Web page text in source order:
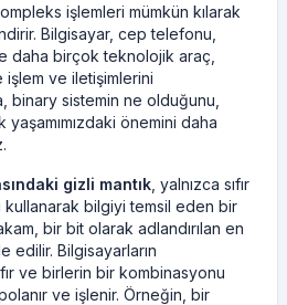
işlemleri mümkün kılarak
Bilgisayar, cep telefonu,
daha birçok teknolojik araç,
ve iletişimlerini
binary sistemin ne olduğunu,
yaşamımızdaki önemini daha
gizli mantık , yalnızca sıfır
kullanarak bilgiyi temsil eden bir
bir bit olarak adlandırılan en
edilir. Bilgisayarların
ve birlerin bir kombinasyonu
ve işlenir. Örneğin, bir